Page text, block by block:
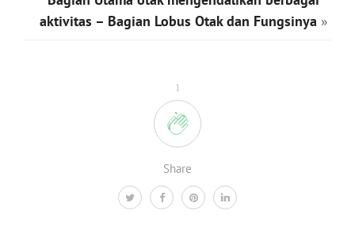
1
Share
aktivitas – Bagian Lobus Otak dan Fungsinya »